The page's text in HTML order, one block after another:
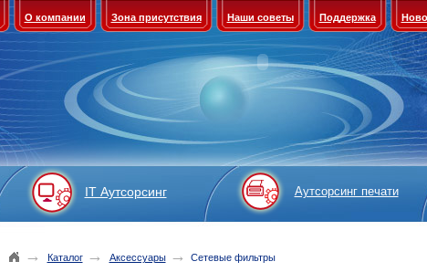
О компании Зона присутствия Наши советы Поддержка
IT Аутсорсинг Аутсорсинг печати
→ Каталог → Аксессуары → Сетевые фильтры